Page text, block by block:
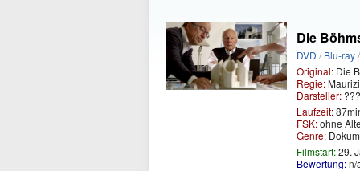
Die
DVD /Blu-ray
Original: Die
Regie:
Darsteller:
Laufzeit:
FSK:ohne
Genre:
Filmstart:29.
Bewertung: